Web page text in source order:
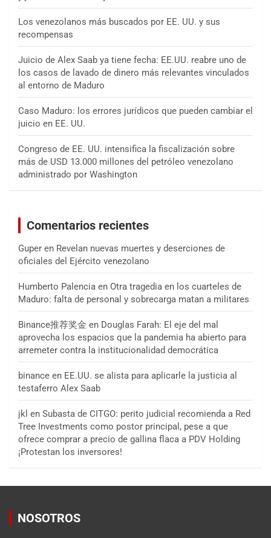
Los venezolanos más buscados por EE. UU. y sus
recompensas
Juicio de Alex Saab ya tiene fecha: EE.UU. reabre uno de
los casos de lavado de dinero más relevantes vinculados
al entorno de Maduro
Caso Maduro: los errores jurídicos que pueden cambiar el
juicio en EE. UU.
Congreso de EE. UU. intensifica la fiscalización sobre
más de USD 13.000 millones del petróleo venezolano
administrado por Washington
Comentarios recientes
Guper en Revelan nuevas muertes y deserciones de
oficiales del Ejército venezolano
Humberto Palencia en Otra tragedia en los cuarteles de
Maduro: falta de personal y sobrecarga matan a militares
Binance推荐奖金 en Douglas Farah: El eje del mal
aprovecha los espacios que la pandemia ha abierto para
arremeter contra la institucionalidad democrática
binance en EE.UU. se alista para aplicarle la justicia al
testaferro Alex Saab
jkl en Subasta de CITGO: perito judicial recomienda a Red
Tree Investments como postor principal, pese a que
ofrece comprar a precio de gallina flaca a PDV Holding
¡Protestan los inversores!
NOSOTROS